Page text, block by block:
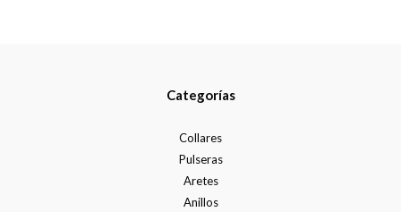
Categorías
Collares
Pulseras
Aretes
Anillos